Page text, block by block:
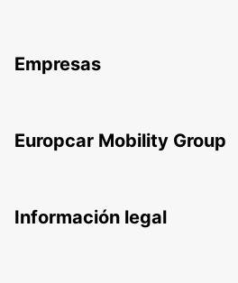
Empresas
Europcar Mobility Group
Información legal